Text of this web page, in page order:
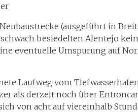
(ausgeführt in
besiedelten Alentejo
eventuelle Umspurung auf
Laufweg vom
als derzeit noch über
von acht auf viereinhalb